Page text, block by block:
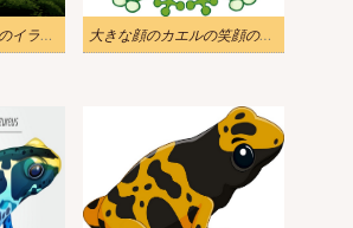
アルゼンチンカエルのイラスト 大きな顔のカエルの笑顔のイラスト